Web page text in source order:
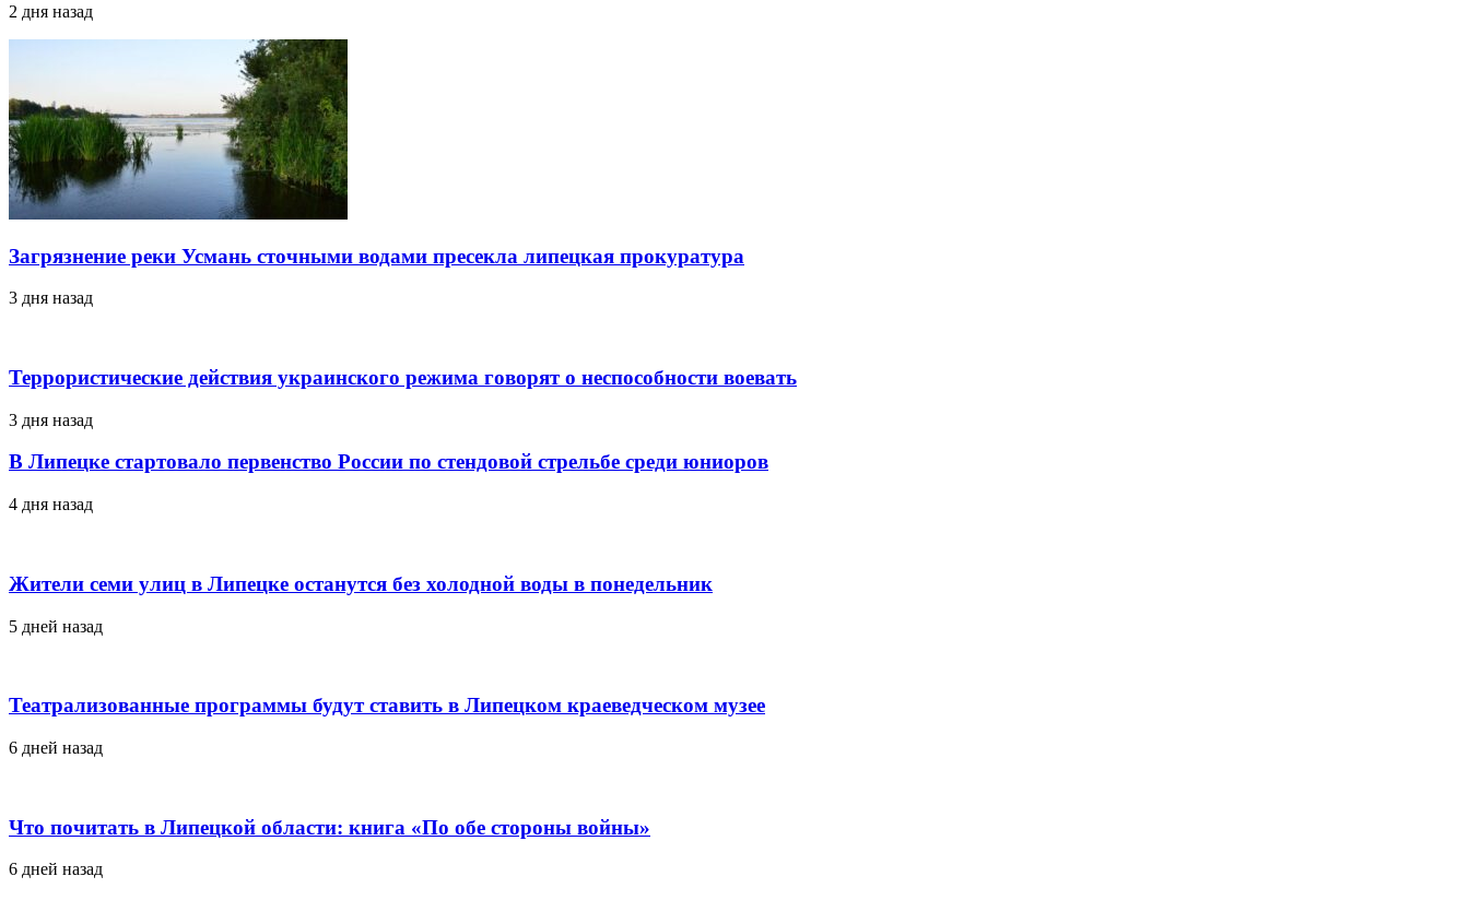
2 дня назад
Загрязнение реки Усмань сточными водами пресекла липецкая прокуратура
3 дня назад
Террористические действия украинского режима говорят о неспособности воевать
3 дня назад
В Липецке стартовало первенство России по стендовой стрельбе среди юниоров
4 дня назад
Жители семи улиц в Липецке останутся без холодной воды в понедельник
5 дней назад
Театрализованные программы будут ставить в Липецком краеведческом музее
6 дней назад
Что почитать в Липецкой области: книга «По обе стороны войны»
6 дней назад